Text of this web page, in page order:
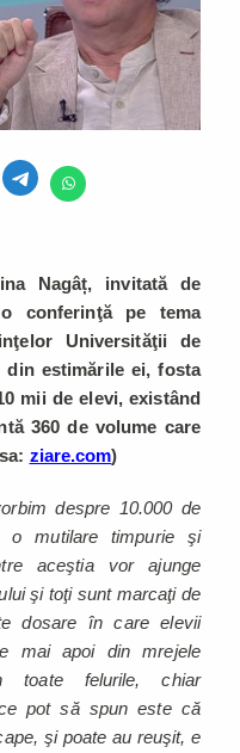
Nagâț, invitată de
conferinţă pe tema
Universităţii de
din estimările ei, fosta
mii de elevi, existând
360 de volume care
ziare.com)
despre 10.000 de
o mutilare timpurie şi
aceştia vor ajunge
şi toţi sunt marcaţi de
dosare în care elevii
mai apoi din mrejele
toate felurile, chiar
pot să spun este că
şi poate au reuşit, e